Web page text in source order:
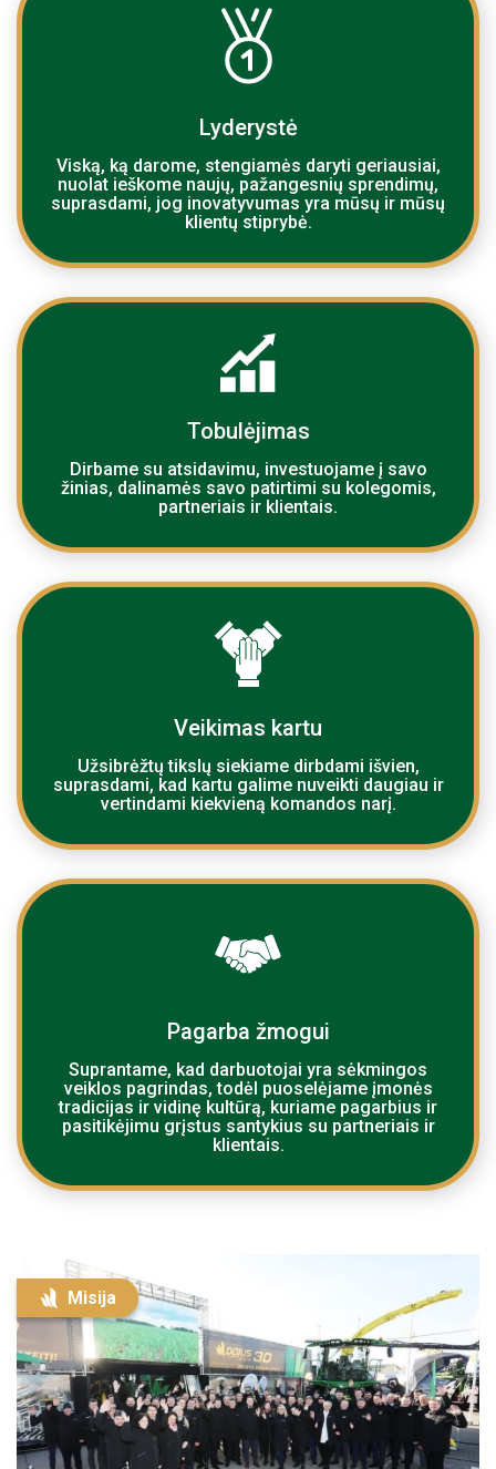
Lyderystė
Viską, ką darome, stengiamės daryti geriausiai,
nuolat ieškome naujų, pažangesnių sprendimų,
suprasdami, jog inovatyvumas yra mūsų ir mūsų
klientų stiprybė.
Tobulėjimas
Dirbame su atsidavimu, investuojame į savo
žinias, dalinamės savo patirtimi su kolegomis,
partneriais ir klientais.
Veikimas kartu
Užsibrėžtų tikslų siekiame dirbdami išvien,
suprasdami, kad kartu galime nuveikti daugiau ir
vertindami kiekvieną komandos narį.
Pagarba žmogui
Suprantame, kad darbuotojai yra sėkmingos
veiklos pagrindas, todėl puoselėjame įmonės
tradicijas ir vidinę kultūrą, kuriame pagarbius ir
pasitikėjimu grįstus santykius su partneriais ir
klientais.
Misija